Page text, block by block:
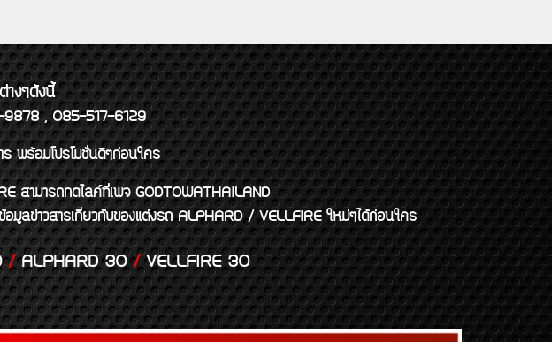
างๆดังนี้
, 085-517-6129
ร พร้อมโปรโมชั่นดีๆก่อนใคร
สามารถกดไลค์ที่เพจ GODTOWATHAILAND
อมูลข่าวสารเกี่ยวกับของแต่งรถ ALPHARD / VELLFIRE ใหม่ๆได้ก่อนใคร
/ALPHARD 30/VELLFIRE 30